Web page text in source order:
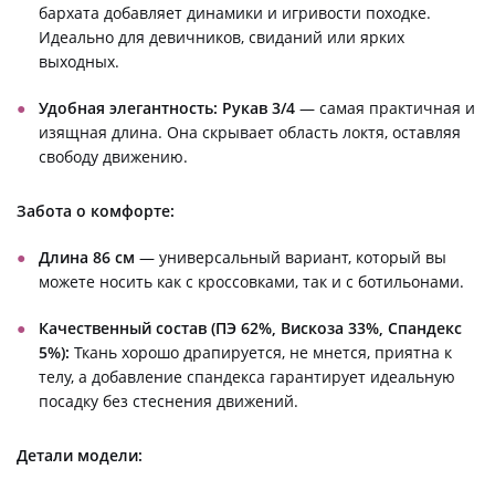
бархата добавляет динамики и игривости походке.
Идеально для девичников, свиданий или ярких
выходных.
Удобная элегантность: Рукав 3/4 — самая практичная и
изящная длина. Она скрывает область локтя, оставляя
свободу движению.
Забота о комфорте:
Длина 86 см — универсальный вариант, который вы
можете носить как с кроссовками, так и с ботильонами.
Качественный состав (ПЭ 62%, Вискоза 33%, Спандекс
5%): Ткань хорошо драпируется, не мнется, приятна к
телу, а добавление спандекса гарантирует идеальную
посадку без стеснения движений.
Детали модели: